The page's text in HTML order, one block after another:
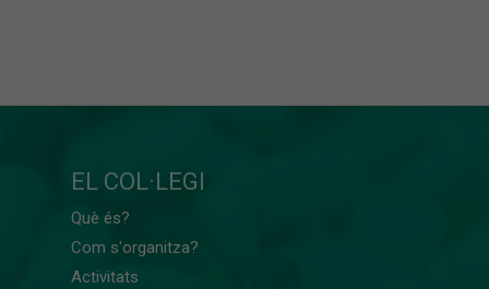
EL COL·LEGI
Què és?
Com s'organitza?
Activitats